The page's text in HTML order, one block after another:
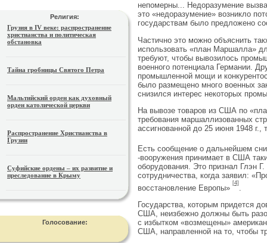
Религия:
Грузия в IV веке: распространение
христианства и политическая
обстановка
Тайна гробницы Святого Петра
Мальтийский орден как духовный
орден католической церкви
Распространение Христианства в
Грузии
Суфийские ордены – их развитие и
преследование в Крыму
Голосование:
непо­мерны... Недоразумение
это «недоразумение» возникло
государствам было предложено
Частично это можно объяснить
использовать «план Маршалла»
требуют, чтобы вывозилось
военного потенциала Германии.
промышлен­ной мощи и
было размещено много военных
снизился интерес некоторых
На вывозе товаров из США по
требования маршаллизованных
ассигнованной до 25 июня 1948
Есть сообщение о дальнейшем
-вооружения принимает в США
оборудования. Это признал Глэн
сотрудничества, когда заявил:
восстановление Европы»
[4]
.
Государства, которым придется
США, неизбежно должны быть
с избытком «возмеще­ны»
США, на­правленной на то, чтобы